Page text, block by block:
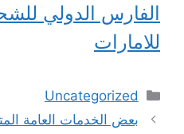
الفارس الدولي
للامارات
التصنيفات
Uncategorized
بعض الخدمات العامة